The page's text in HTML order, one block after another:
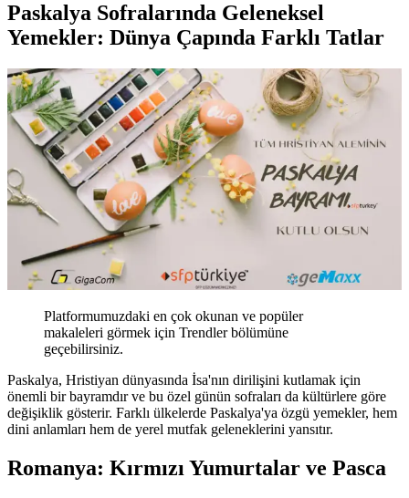
Paskalya Sofralarında Geleneksel
Yemekler: Dünya Çapında Farklı Tatlar
Platformumuzdaki en çok okunan ve popüler
makaleleri görmek için Trendler bölümüne
geçebilirsiniz.
Paskalya, Hristiyan dünyasında İsa'nın dirilişini kutlamak için
önemli bir bayramdır ve bu özel günün sofraları da kültürlere göre
değişiklik gösterir. Farklı ülkelerde Paskalya'ya özgü yemekler, hem
dini anlamları hem de yerel mutfak geleneklerini yansıtır.
Romanya: Kırmızı Yumurtalar ve Pasca